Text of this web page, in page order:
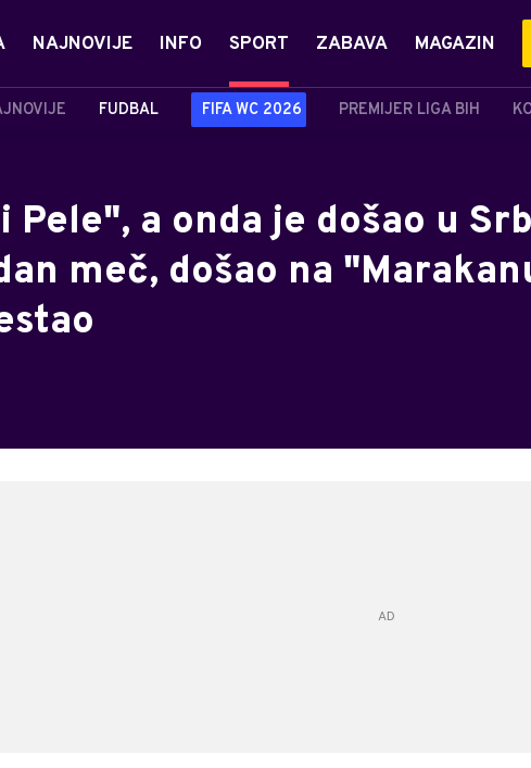
NAJNOVIJE INFO SPORT
FUDBAL FIFA WC 2026 PREMIJER LIGA BIH
ZABAVA MAGAZIN
Pele", a onda je došao u
meč, došao na